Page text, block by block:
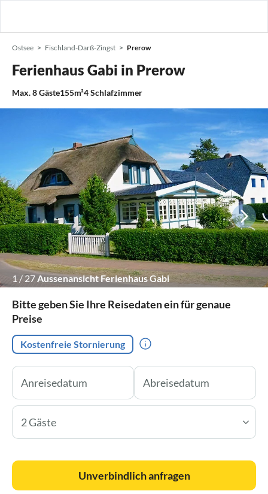
Ostsee Fischland-Darß-Zingst Prerow
Ferienhaus Gabi in Prerow
Max.8Gäste155m²4Schlafzimmer
1 /27 Aussenansicht Ferienhaus Gabi
Bitte geben Sie Ihre Reisedaten ein für genaue
Preise
Kostenfreie Stornierung
2 Gäste
Unverbindlich anfragen